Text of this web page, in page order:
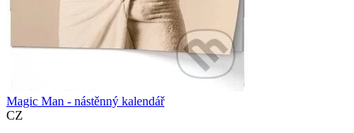
Magic Man - nástěnný kalendář
CZ